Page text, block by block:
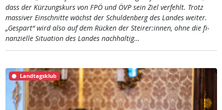
dass der Kür­zungs­kurs von FPÖ und ÖVP sein Ziel ver­fehlt. Trotz
mas­si­ver Ein­schnit­te wächst der Schul­den­berg des Lan­des wei­ter.
„Ge­spar­t“ wird al­so auf dem Rü­cken der Stei­rer:in­nen, oh­ne die fi­
nan­zi­el­le Si­tua­ti­on des Lan­des nach­hal­tig…
Landtagsklub